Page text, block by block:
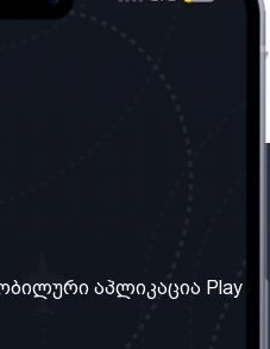
წესები და პირობები
აპლიკაცია Play